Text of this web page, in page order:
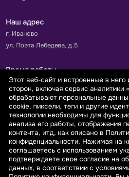
Наш адрес
г. Иваново
ул. Поэта Лебедева, д.5
Время работы
Пн-Пт с 9.00 до 18.00
Сб-Вс: выходной
Принимаем к оплате
© 2026 sarafanovo.com - Интернет-
Этот веб-сайт и встроенные в него
сторон, включая сервис аналитики
обрабатывают персональные
cookie, пиксели, теги и другие
технологии необходимы для
анализа его работы, отображения
контента, итд, как описано в
конфиденциальности. Нажимая на
соглашаетесь с использованием
подтверждаете свое согласие на
данных, в соответствии с